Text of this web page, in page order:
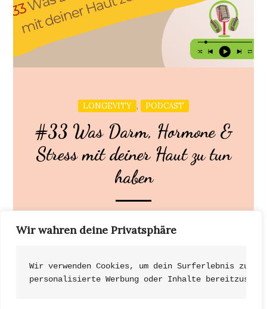
Wir wahren deine Privatsphäre
Wir verwenden Cookies, um dein Surferlebnis zu
personalisierte Werbung oder Inhalte
LONGEVITY , PODCAST
#33 Was Darm, Hormone &
Stress mit deiner Haut zu tun
haben
Warum können wir unsere Haut nicht isoliert